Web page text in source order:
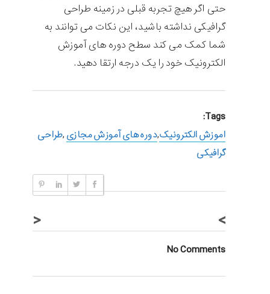
حتی اگر هیچ تجربه قبلی در زمینه طراحی
گرافیکی نداشته باشید، این نکات می توانند به
شما کمک می کند سطح دوره های آموزش
الکترونیک خود را یک درجه ارتقا دهید.
Tags:
اموزش الکترونیک,دوره های آموزش مجازی ,طراحی
گرافیکی
< >
No Comments